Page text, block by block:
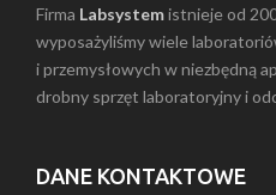
Firma Labsystemistnieje od
wyposażyliśmy wiele
i przemysłowych w niezbędną
drobny sprzęt laboratoryjny i
DANE KONTAKTOWE